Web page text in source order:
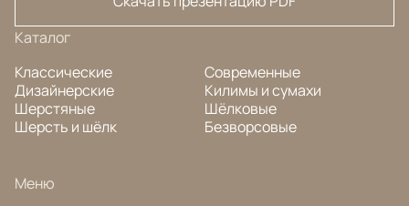
Каталог
Классические
Дизайнерские
Шерстяные
Шерсть и шёлк
Современные
Килимы и сумахи
Шёлковые
Безворсовые
Меню